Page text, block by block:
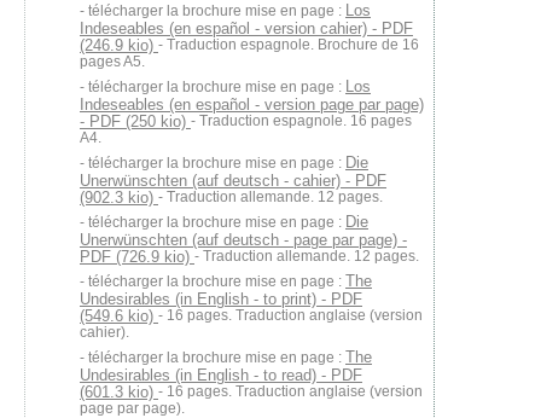
télécharger la brochure mise en page : Los
Indeseables (en español - version cahier) - PDF
(246.9 kio) - Traduction espagnole. Brochure de 16
pages A5.
télécharger la brochure mise en page : Los
Indeseables (en español - version page par page)
- PDF (250 kio) - Traduction espagnole. 16 pages
A4.
télécharger la brochure mise en page : Die
Unerwünschten (auf deutsch - cahier) - PDF
(902.3 kio) - Traduction allemande. 12 pages.
télécharger la brochure mise en page : Die
Unerwünschten (auf deutsch - page par page) -
PDF (726.9 kio) - Traduction allemande. 12 pages.
télécharger la brochure mise en page : The
Undesirables (in English - to print) - PDF
(549.6 kio) - 16 pages. Traduction anglaise (version
cahier).
télécharger la brochure mise en page : The
Undesirables (in English - to read) - PDF
(601.3 kio) - 16 pages. Traduction anglaise (version
page par page).